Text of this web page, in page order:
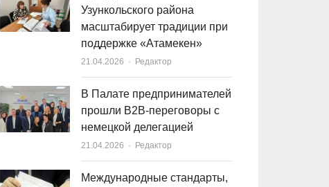
Узункольского района
масштабирует традиции при
поддержке «Атамекен»
21.04.2026 Author
Редактор
В Палате предпринимателей
прошли B2B-переговоры с
немецкой делегацией
21.04.2026 Author
Редактор
Международные стандарты,